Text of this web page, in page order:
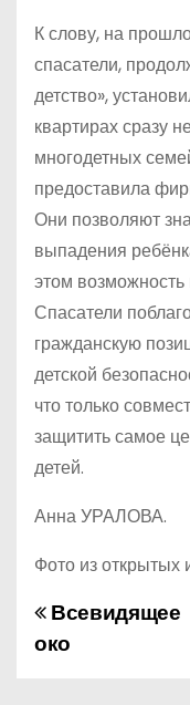
К слову, на
спасатели,
детство»,
квартирах сразу
многодетных
предоставила
Они позволяют
выпадения
этом
Спасатели
гражданскую
детской
что только
защитить самое
детей.
Анна УРАЛОВА.
Фото из открытых
НВсевидящее
око